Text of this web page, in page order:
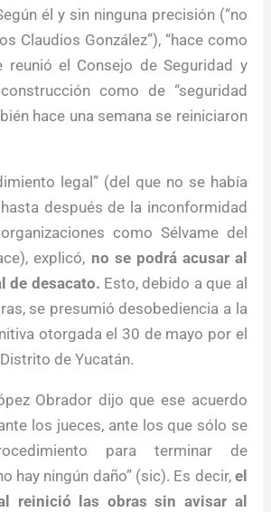
él y sin ninguna precisión (“no
Claudios González”), “hace como
reunió el Consejo de Seguridad y
como de “seguridad
hace una semana se reiniciaron
legal” (del que no se había
después de la inconformidad
como Sélvame del
explicó, no se podrá acusar al
de desacato. Esto, debido a que al
se presumió desobediencia a la
otorgada el 30 de mayo por el
de Yucatán.
Obrador dijo que ese acuerdo
los jueces, ante los que sólo se
para terminar de
hay ningún daño” (sic). Es decir, el
reinició las obras sin avisar al